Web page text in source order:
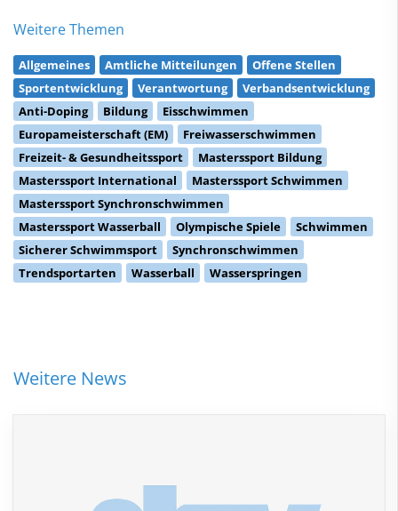
Weitere Themen
Allgemeines Amtliche Mitteilungen
Offene Stellen
Sportentwicklung
Verantwortung
Verbandsentwicklung
Anti-Doping
Bildung
Eisschwimmen
Europameisterschaft (EM)
Freiwasserschwimmen
Freizeit- & Gesundheitssport
Masterssport Bildung
Masterssport International
Masterssport Schwimmen
Masterssport Synchronschwimmen
Masterssport Wasserball
Olympische Spiele
Schwimmen
Sicherer Schwimmsport
Synchronschwimmen
Trendsportarten
Wasserball Wasserspringen
Weitere News